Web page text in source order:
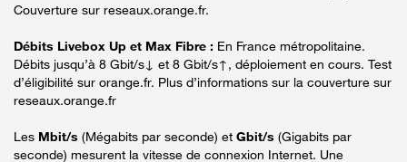
Couverture sur reseaux.orange.fr.
Débits Livebox Up et Max Fibre : En France métropolitaine.
Débits jusqu’à 8 Gbit/s↓ et 8 Gbit/s↑, déploiement en cours. Test
d’éligibilité sur orange.fr. Plus d’informations sur la couverture sur
reseaux.orange.fr
Les Mbit/s (Mégabits par seconde) et Gbit/s (Gigabits par
seconde) mesurent la vitesse de connexion Internet. Une